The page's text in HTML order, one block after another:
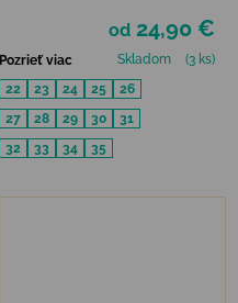
od 24,90 €
Pozrieť viac Skladom
(3 ks)
22
23 24 25
26
27
28 29 30
31
32
33 34 35